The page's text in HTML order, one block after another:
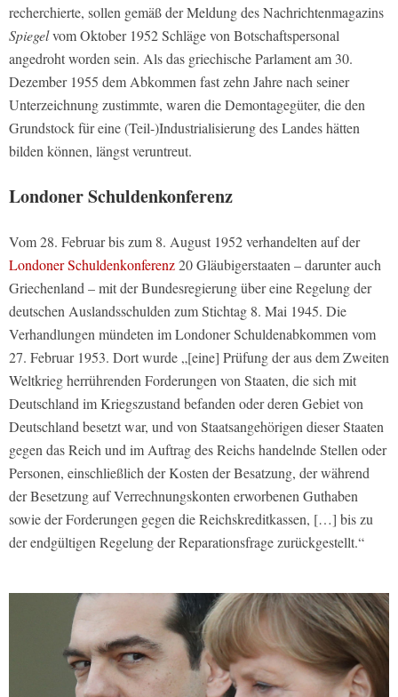
recherchierte, sollen gemäß der Meldung des Nachrichtenmagazins
Spiegelvom Oktober 1952 Schläge von Botschaftspersonal
angedroht worden sein. Als das griechische Parlament am 30.
Dezember 1955 dem Abkommen fast zehn Jahre nach seiner
Unterzeichnung zustimmte, waren die Demontagegüter, die den
Grundstock für eine (Teil-)Industrialisierung des Landes hätten
bilden können, längst veruntreut.
Londoner Schuldenkonferenz
Vom 28. Februar bis zum 8. August 1952 verhandelten auf der
Londoner Schuldenkonferenz20 Gläubigerstaaten – darunter auch
Griechenland – mit der Bundesregierung über eine Regelung der
deutschen Auslandsschulden zum Stichtag 8. Mai 1945. Die
Verhandlungen mündeten im Londoner Schuldenabkommen vom
27. Februar 1953. Dort wurde „[eine] Prüfung der aus dem Zweiten
Weltkrieg herrührenden Forderungen von Staaten, die sich mit
Deutschland im Kriegszustand befanden oder deren Gebiet von
Deutschland besetzt war, und von Staatsangehörigen dieser Staaten
gegen das Reich und im Auftrag des Reichs handelnde Stellen oder
Personen, einschließlich der Kosten der Besatzung, der während
der Besetzung auf Verrechnungskonten erworbenen Guthaben
sowie der Forderungen gegen die Reichskreditkassen, […] bis zu
der endgültigen Regelung der Reparationsfrage zurückgestellt.“